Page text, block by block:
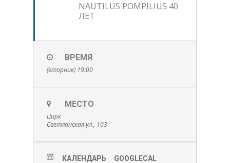
NAUTILUS POMPILIUS 40
ЛЕТ
ВРЕМЯ
(вторник) 19:00
МЕСТО
Цирк
Светланская ул., 103
КАЛЕНДАРЬ GOOGLECAL